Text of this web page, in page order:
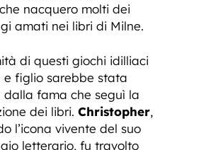
nacquero molti dei
amati nei libri di Milne.
di questi giochi idilliaci
figlio sarebbe stata
dalla fama che seguì la
dei libri. Christopher,
l’icona vivente del suo
letterario, fu travolto